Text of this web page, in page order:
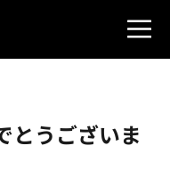
とうございま